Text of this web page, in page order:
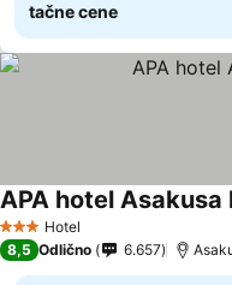
tačne cene
3 Zvezdice
Hotel
APA hotel Asakusa
8,5 Odlično 6.657